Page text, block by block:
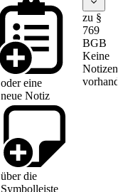
oder eine
neue Notiz
über die
Symbolleiste
zu §
769
BGB
Keine
Notizen